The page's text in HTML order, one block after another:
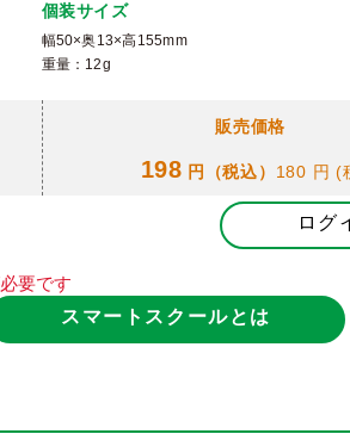
個装サイズ
幅50×奥13×高155mm
重量：12g
販売価格
198 円（税込） 180 円 (
ログ
要です
スマートスクールとは